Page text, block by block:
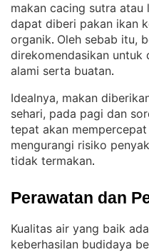
makan cacing sutra atau
dapat diberi pakan ikan
organik. Oleh sebab itu,
direkomendasikan untuk
alami serta buatan.
Idealnya, makan
sehari, pada pagi dan
tepat akan
mengurangi risiko
tidak termakan.
Perawatan dan
Kualitas air yang baik
keberhasilan budidaya